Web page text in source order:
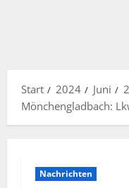
Start 2024 Juni
Mönchengladbach:
Nachrichten